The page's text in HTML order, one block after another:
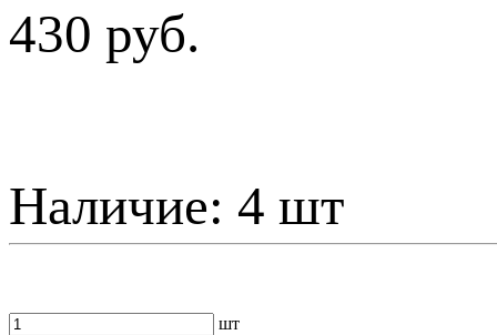
430 руб.
Наличие: 4 шт
шт